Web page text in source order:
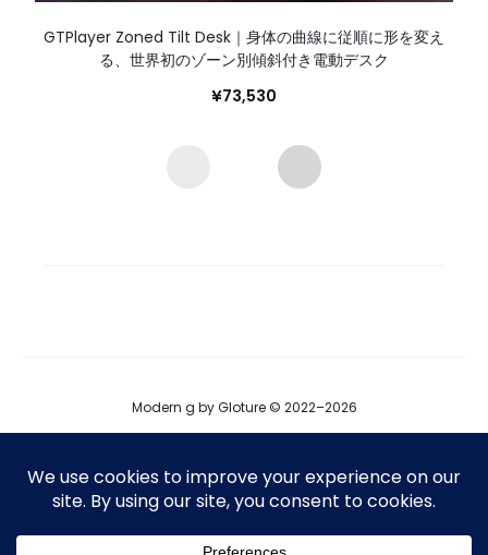
GTPlayer Zoned Tilt Desk｜身体の曲線に従順に形を変え
る、世界初のゾーン別傾斜付き電動デスク
¥73,530
Modern g by Gloture © 2022–2026
運営会社